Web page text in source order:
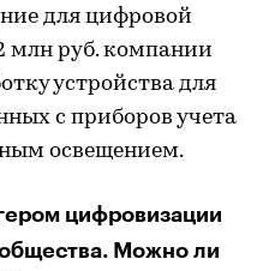
для цифровой
млн руб. компании
устройства для
с приборов учета
освещением.
цифровизации
общества. Можно ли